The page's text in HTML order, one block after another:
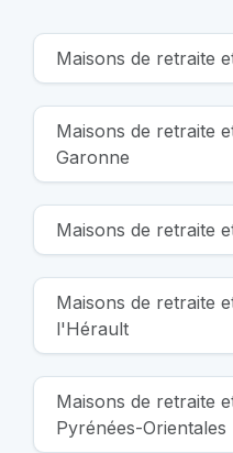
Maisons de retraite
Maisons de retraite
Garonne
Maisons de retraite
Maisons de retraite
l'Hérault
Maisons de retraite
Pyrénées-Orientales